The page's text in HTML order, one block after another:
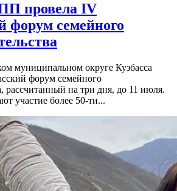
провела IV
форум семейного
муниципальном округе Кузбасса
форум семейного
рассчитанный на три дня, до 11 июля.
участие более 50-ти...